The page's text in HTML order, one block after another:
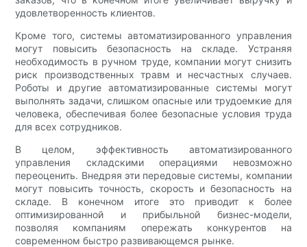
удовлетворенность клиентов.
Кроме того, системы автоматизированного управления
могут повысить безопасность на складе. Устраняя
необходимость в ручном труде, компании могут снизить
риск производственных травм и несчастных случаев.
Роботы и другие автоматизированные системы могут
выполнять задачи, слишком опасные или трудоемкие для
человека, обеспечивая более безопасные условия труда
для всех сотрудников.
В целом, эффективность автоматизированного
управления складскими операциями невозможно
переоценить. Внедряя эти передовые системы, компании
могут повысить точность, скорость и безопасность на
складе. В конечном итоге это приводит к более
оптимизированной и прибыльной бизнес-модели,
позволяя компаниям опережать конкурентов на
современном быстро развивающемся рынке.